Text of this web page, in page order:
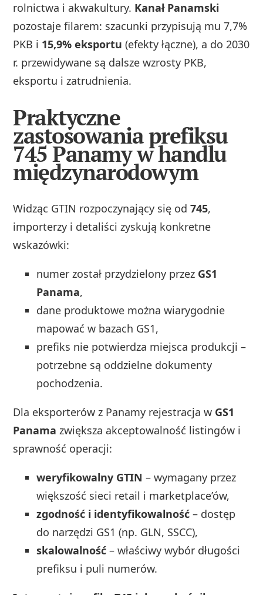
rolnictwa i akwakultury. Kanał Panamski
pozostaje filarem: szacunki przypisują mu 7,7%
PKB i 15,9% eksportu (efekty łączne), a do 2030
r. przewidywane są dalsze wzrosty PKB,
eksportu i zatrudnienia.
Praktyczne
zastosowania prefiksu
745 Panamy w handlu
międzynarodowym
Widząc GTIN rozpoczynający się od745,
importerzy i detaliści zyskują konkretne
wskazówki:
numer został przydzielony przez GS1
Panama,
dane produktowe można wiarygodnie
mapować w bazach GS1,
prefiks nie potwierdza miejsca produkcji –
potrzebne są oddzielne dokumenty
pochodzenia.
Dla eksporterów z Panamy rejestracja w GS1
Panama zwiększa akceptowalność listingów i
sprawność operacji:
weryfikowalny GTIN – wymagany przez
większość sieci retail i marketplace’ów,
zgodność i identyfikowalność – dostęp
do narzędzi GS1 (np. GLN, SSCC),
skalowalność – właściwy wybór długości
prefiksu i puli numerów.